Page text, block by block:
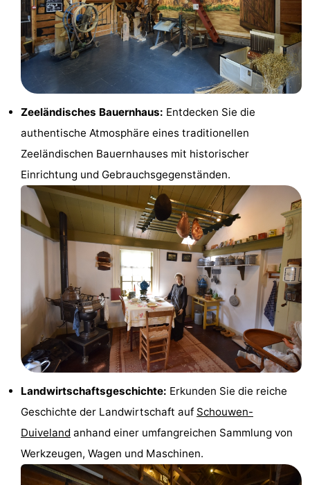
Zélande
Resort
Haamstede
Résidence
Hof
van
Haamstede
Schouwen
Schouwse
Valleien
-
Soeten
Haert
Wijde
Blick
Zeeland
Zeeuwse
Zonnedorp
van
Haamstede
Hotels
Zimmer
(mit
Frühstück)
Lastminutes
Strand
Sehen
Zeeländisches Bauernhaus: Entdecken Sie die
authentische Atmosphäre eines traditionellen
Zeeländischen Bauernhauses mit historischer
Einrichtung und Gebrauchsgegenständen.
Landwirtschaftsgeschichte: Erkunden Sie die reiche
Geschichte der Landwirtschaft auf Schouwen-
Duiveland anhand einer umfangreichen Sammlung von
Werkzeugen, Wagen und Maschinen.